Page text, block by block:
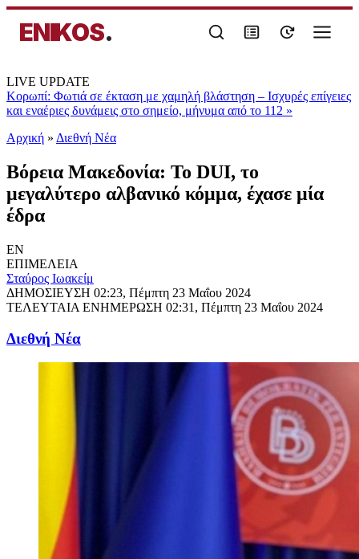
ENIKOS.
LIVE UPDATE
Κορωπί: Φωτιά σε έκταση με χαμηλή βλάστηση – Ισχυρές επίγειες
και εναέριες δυνάμεις στο σημείο, μήνυμα από το 112 »
Αρχική » Διεθνή Νέα
Βόρεια Μακεδονία: Το DUI, το
μεγαλύτερο αλβανικό κόμμα, έχασε μία
έδρα
EN
ΕΠΙΜΕΛΕΙΑ
Σταύρος Ιωακείμ
ΔΗΜΟΣΙΕΥΣΗ 02:23, Πέμπτη 23 Μαΐου 2024
ΤΕΛΕΥΤΑΙΑ ΕΝΗΜΕΡΩΣΗ 02:31, Πέμπτη 23 Μαΐου 2024
Διεθνή Νέα